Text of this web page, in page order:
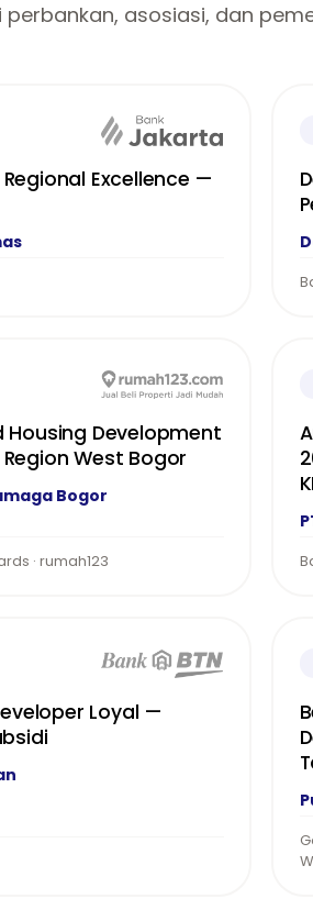
asosiasi, dan
Excellence —
Housing Development
West Bogor
Bogor
· rumah123
Loyal —